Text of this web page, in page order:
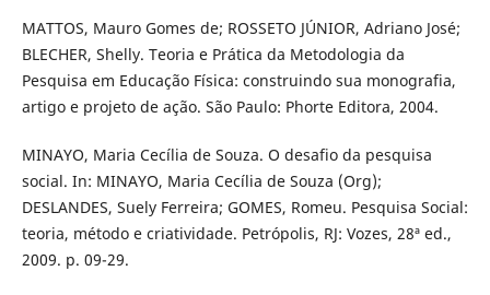
MATTOS, Mauro Gomes de; ROSSETO JÚNIOR, Adriano José;
BLECHER, Shelly. Teoria e Prática da Metodologia da
Pesquisa em Educação Física: construindo sua monografia,
artigo e projeto de ação. São Paulo: Phorte Editora, 2004.
MINAYO, Maria Cecília de Souza. O desafio da pesquisa
social. In: MINAYO, Maria Cecília de Souza (Org);
DESLANDES, Suely Ferreira; GOMES, Romeu. Pesquisa Social:
teoria, método e criatividade. Petrópolis, RJ: Vozes, 28ª ed.,
2009. p. 09-29.